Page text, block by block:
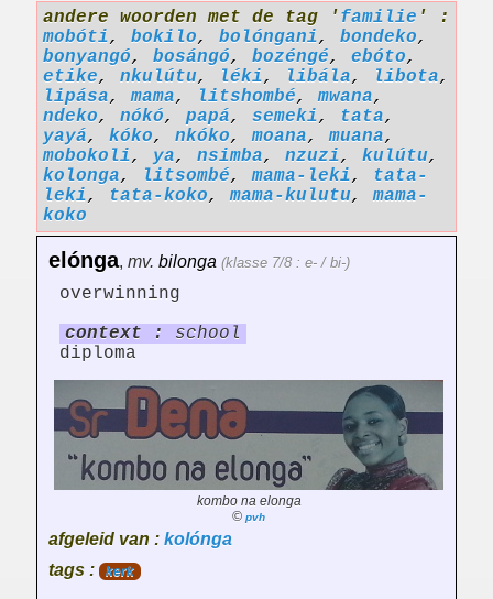
andere woorden met de tag ' familie ' :
mobóti, bokilo, bolóngani, bondeko,
bonyangó, bosángó, bozéngé, ebóto,
etike, nkulútu, léki, libála, libota,
lipása,mama, litshombé,mwana,
ndeko, nókó, papá, semeki, tata,
yayá, kóko, nkóko,moana,muana,
mobokoli, ya, nsimba, nzuzi, kulútu,
kolonga, litsombé,mama-leki,
tata-
leki, tata-koko,mama-kulutu,mama-
koko
elónga, mv. bilonga (klasse 7/8 : e- / bi-)
overwinning
context :
school
diploma
kombo na elonga
© pvh
afgeleid van : kolónga
tags :
kerk